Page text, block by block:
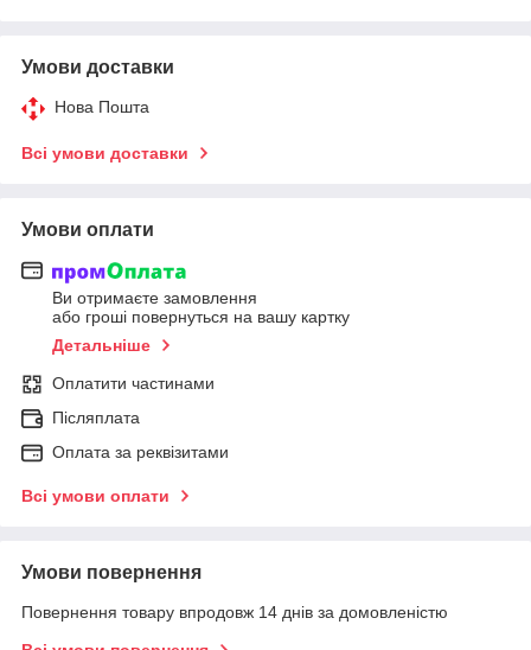
Умови доставки
Нова Пошта
Всі умови доставки
Умови оплати
Ви отримаєте замовлення
або гроші повернуться на вашу картку
Детальніше
Оплатити частинами
Післяплата
Оплата за реквізитами
Всі умови оплати
Умови повернення
Повернення товару впродовж 14 днів за домовленістю